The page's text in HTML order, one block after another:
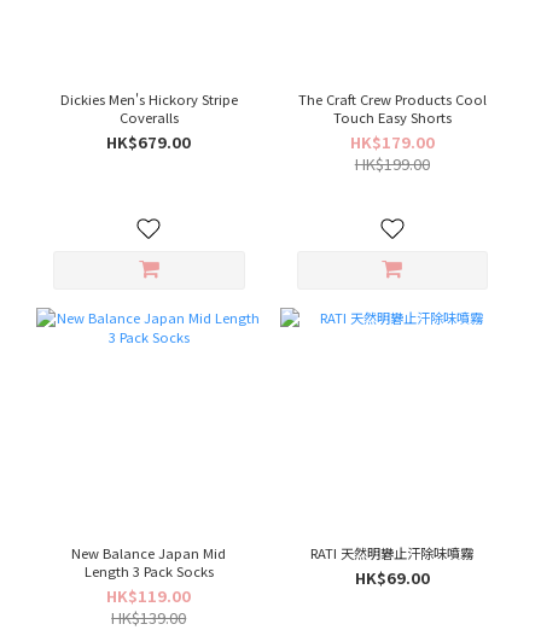
Dickies Men's Hickory Stripe
Coveralls
HK$679.00
The Craft Crew Products Cool
Touch Easy Shorts
HK$179.00
HK$199.00
New Balance Japan Mid
Length 3 Pack Socks
HK$119.00
HK$139.00
RATI 天然明礬止汗除味噴霧
HK$69.00